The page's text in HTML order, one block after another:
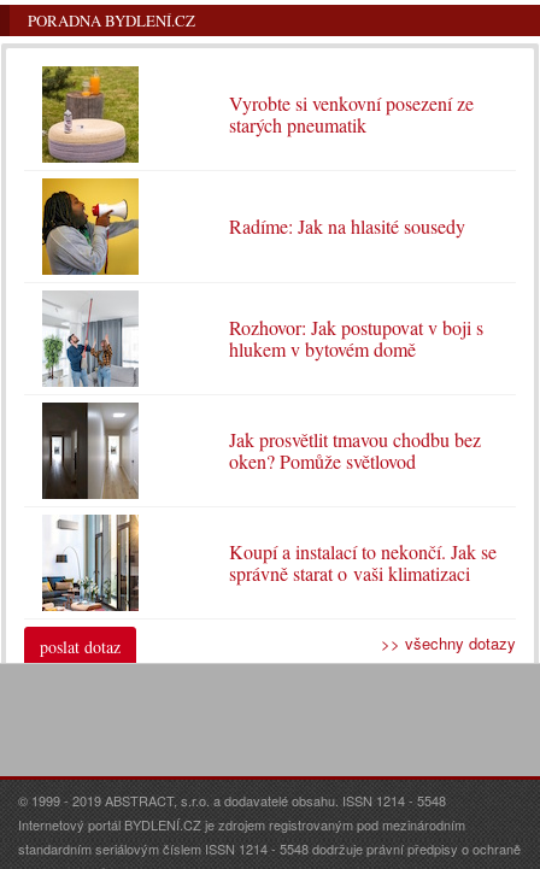
PORADNA BYDLENÍ.CZ
Vyrobte si venkovní posezení ze
starých pneumatik
Radíme: Jak na hlasité sousedy
Rozhovor: Jak postupovat v boji s
hlukem v bytovém domě
Jak prosvětlit tmavou chodbu bez
oken? Pomůže světlovod
Koupí a instalací to nekončí. Jak se
správně starat o vaši klimatizaci
poslat dotaz >> všechny dotazy
© 1999 - 2019 ABSTRACT, s.r.o. a dodavatelé obsahu. ISSN 1214 - 5548
Internetový portál BYDLENÍ.CZ je zdrojem registrovaným pod mezinárodním
standardním seriálovým číslem ISSN 1214 - 5548 dodržuje právní předpisy o ochraně